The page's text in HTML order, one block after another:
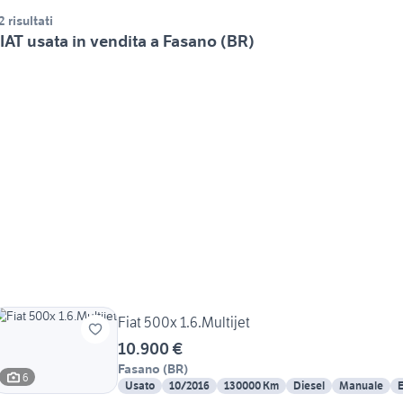
risultati
usata in vendita a Fasano (BR)
6
Fiat 500x 1.6.Multijet
10.900 €
Fasano (BR)
Usato 10/2016 130000 Km Diesel Manuale